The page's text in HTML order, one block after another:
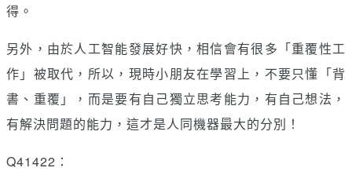
得。
另外，由於人工智能發展好快，相信會有很多「重覆性工
作」被取代，所以，現時小朋友在學習上，不要只懂「背
書、重覆」，而是要有自己獨立思考能力，有自己想法，
有解決問題的能力，這才是人同機器最大的分別！
Q41422：